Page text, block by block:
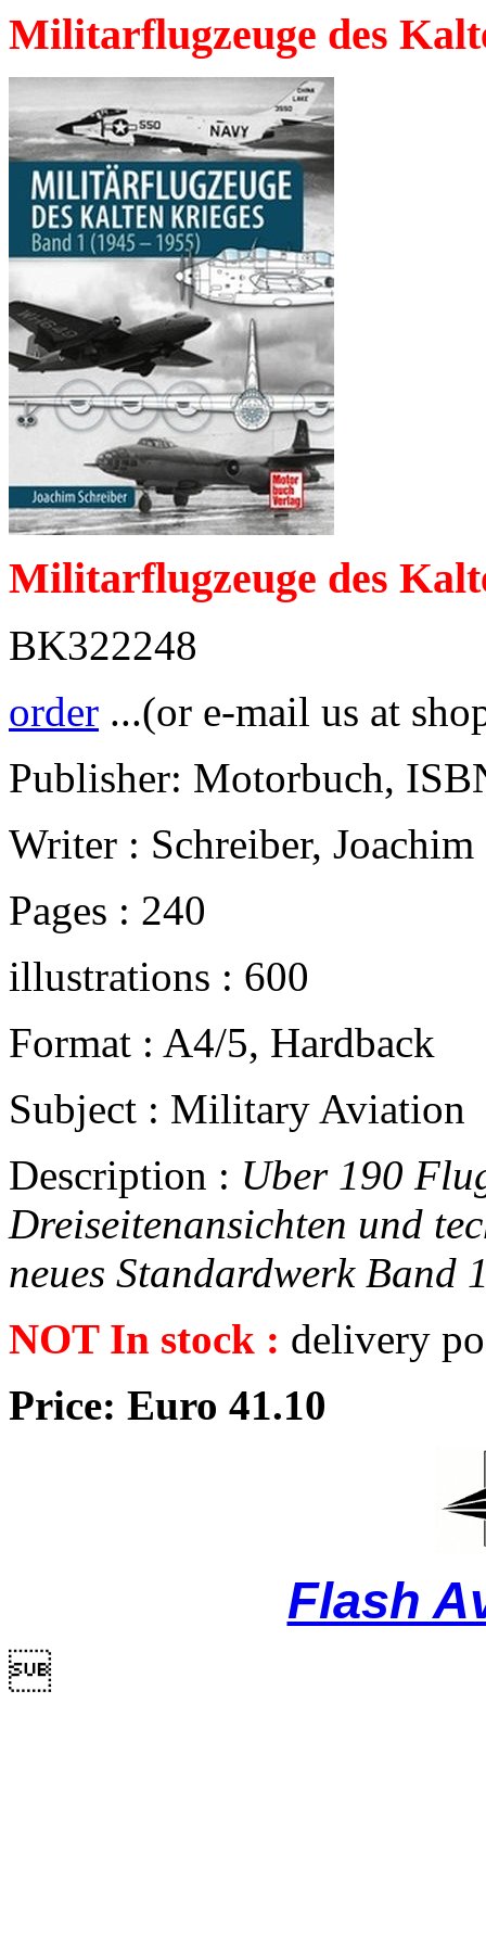
Militarflugzeuge des
Militarflugzeuge des
BK322248
order ...(or e-mail us at
Publisher: Motorbuch,
Writer : Schreiber, Joachim
Pages : 240
illustrations : 600
Format : A4/5, Hardback
Subject : Military Aviation
Description : Uber 190
Dreiseitenansichten und
neues Standardwerk Band
NOT In stock : delivery
Price: Euro 41.10
Flash
